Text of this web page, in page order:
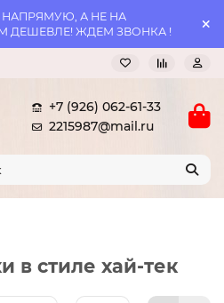
А НЕ НА
ДЕШЕВЛЕ! ЖДЕМ ЗВОНКА !
+7 (926) 062-61-33
2215987@mail.ru
в стиле хай-тек